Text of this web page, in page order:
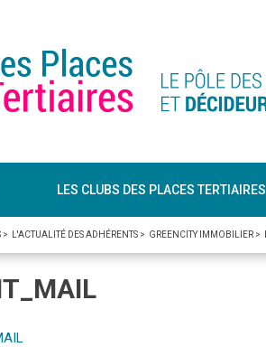
LES CLUBS DES PLACES TERTIAIRES
> L'ACTUALITÉ DES ADHÉRENTS > GREENCITY IMMOBILIER >